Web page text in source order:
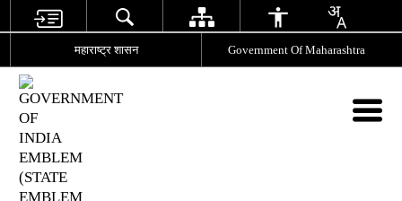
महाराष्ट्र शासन Government Of Maharashtra